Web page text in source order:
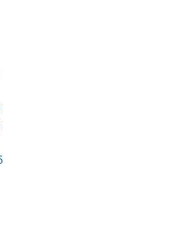
ফোন তারেক রহমানের,গ্যাস সঙ্কট